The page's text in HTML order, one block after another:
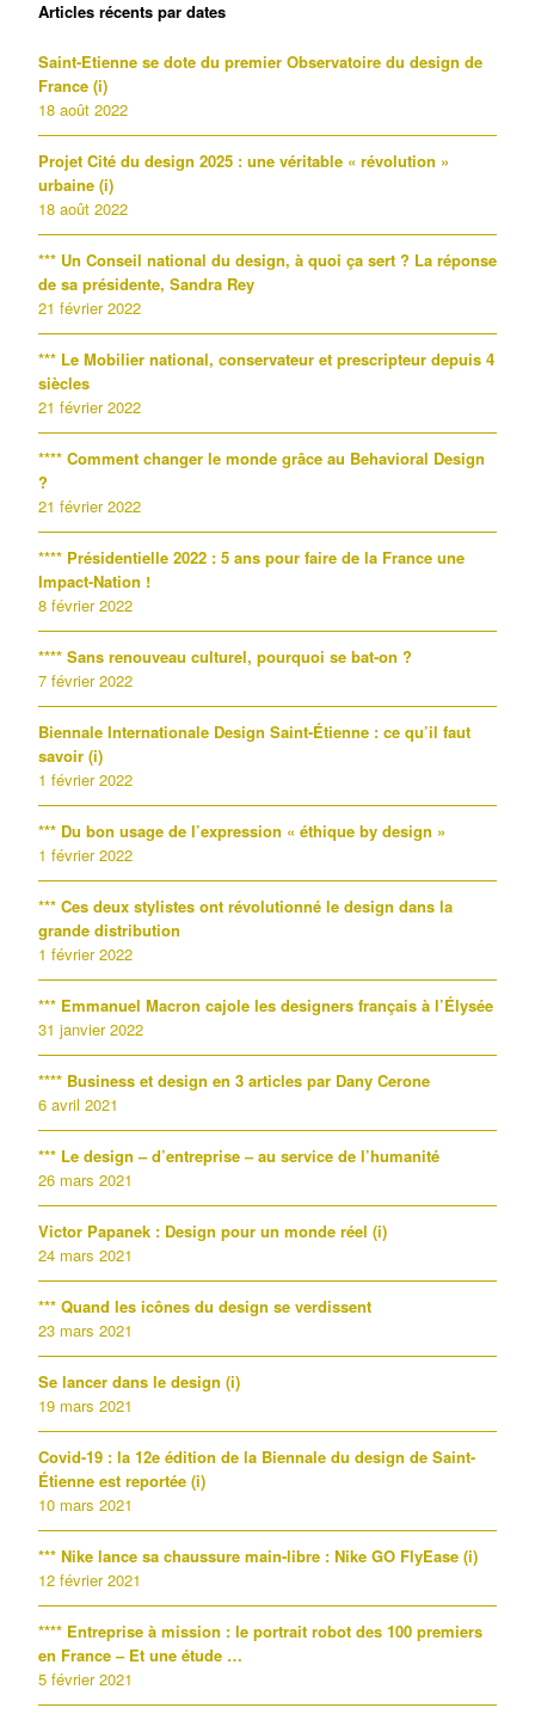
Articles récents par dates
Saint-Etienne se dote du premier Observatoire du design de
France (i)
18 août 2022
Projet Cité du design 2025 : une véritable « révolution »
urbaine (i)
18 août 2022
*** Un Conseil national du design, à quoi ça sert ? La réponse
de sa présidente, Sandra Rey
21 février 2022
*** Le Mobilier national, conservateur et prescripteur depuis 4
siècles
21 février 2022
**** Comment changer le monde grâce au Behavioral Design
?
21 février 2022
**** Présidentielle 2022 : 5 ans pour faire de la France une
Impact-Nation !
8 février 2022
**** Sans renouveau culturel, pourquoi se bat-on ?
7 février 2022
Biennale Internationale Design Saint-Étienne : ce qu’il faut
savoir (i)
1 février 2022
*** Du bon usage de l’expression « éthique by design »
1 février 2022
*** Ces deux stylistes ont révolutionné le design dans la
grande distribution
1 février 2022
*** Emmanuel Macron cajole les designers français à l’Élysée
31 janvier 2022
**** Business et design en 3 articles par Dany Cerone
6 avril 2021
*** Le design – d’entreprise – au service de l’humanité
26 mars 2021
Victor Papanek : Design pour un monde réel (i)
24 mars 2021
*** Quand les icônes du design se verdissent
23 mars 2021
Se lancer dans le design (i)
19 mars 2021
Covid-19 : la 12e édition de la Biennale du design de Saint-
Étienne est reportée (i)
10 mars 2021
*** Nike lance sa chaussure main-libre : Nike GO FlyEase (i)
12 février 2021
**** Entreprise à mission : le portrait robot des 100 premiers
en France – Et une étude …
5 février 2021